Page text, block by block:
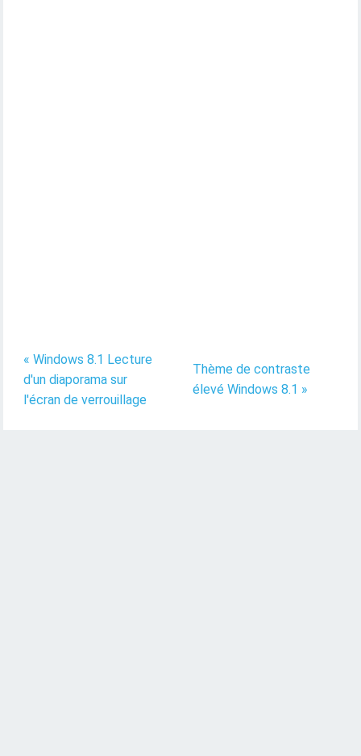
« Windows 8.1 Lecture
d'un diaporama sur
l'écran de verrouillage
Thème de contraste
élevé Windows 8.1 »